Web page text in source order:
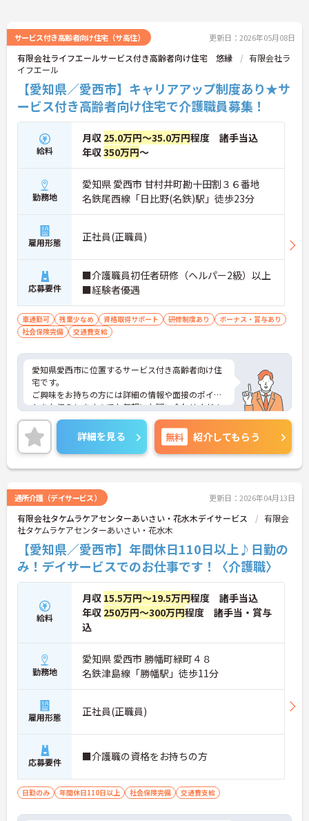
サービス付き高齢者向け住宅（サ高住） 更新日：2026年05月08日
有限会社ライフエールサービス付き高齢者向け住宅 悠縁
有限会社ラ
イフエール
【愛知県／愛西市】キャリアアップ制度あり★サ
ービス付き高齢者向け住宅で介護職員募集！
給料
月収 25.0万円～35.0万円程度 諸手当込
年収350万円～
勤務地
愛知県 愛西市 甘村井町勘十田割３６番地
名鉄尾西線「日比野(名鉄)駅」徒歩23分
雇用形態 正社員(正職員)
応募要件
■介護職員初任者研修（ヘルパー2級）以上
■経験者優遇
車通勤可 残業少なめ 資格取得サポート 研修制度あり
ボーナス・賞与あり
社会保険完備
交通費支給
愛知県愛西市に位置するサービス付き高齢者向け住
宅です。
ご興味をお持ちの方には詳細の情報や面接のポイン
トをお伝えしますのでお気軽にお問い合わせくださ
いませ。
詳細を見る 無料 紹介してもらう
通所介護（デイサービス） 更新日：2026年04月13日
有限会社タケムラケアセンターあいさい・花水木デイサービス
有限会
社タケムラケアセンターあいさい・花水木
【愛知県／愛西市】年間休日110日以上♪日勤の
み！デイサービスでのお仕事です！〈介護職〉
給料
月収 15.5万円～19.5万円程度 諸手当込
年収 250万円～300万円程度 諸手当・賞与
込
勤務地
愛知県 愛西市 勝幡町緑町４８
名鉄津島線「勝幡駅」徒歩11分
雇用形態 正社員(正職員)
応募要件 ■介護職の資格をお持ちの方
日勤のみ 年間休日110日以上 社会保険完備 交通費支給